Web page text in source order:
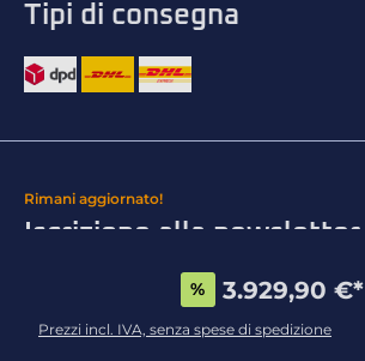
% 3.929,90 €*
Prezzi incl. IVA, senza spese di spedizione
Tipi di consegna
Rimani aggiornato!
Iscrizione alla newsletter